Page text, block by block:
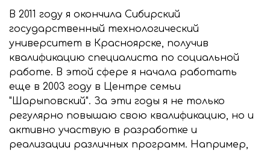
В 2011 году я окончила Сибирский
государственный технологический
университет в Красноярске, получив
квалификацию специалиста по социальной
работе. В этой сфере я начала работать
еще в 2003 году в Центре семьи
"Шарыповский". За эти годы я не только
регулярно повышаю свою квалификацию, но и
активно участвую в разработке и
реализации различных программ. Например,